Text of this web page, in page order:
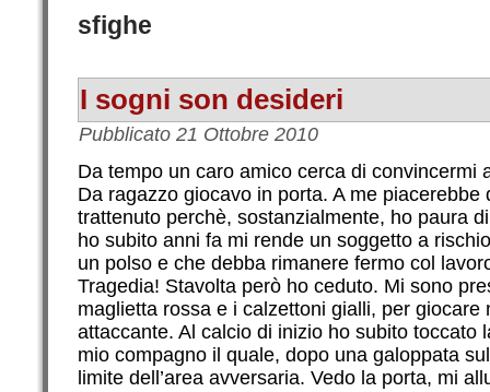
sfighe
I sogni son desideri
Pubblicato 21 Ottobre 2010
Da tempo un caro amico cerca di convincermi
Da ragazzo giocavo in porta. A me
trattenuto perchè, sostanzialmente, ho paura
ho subito anni fa mi rende un soggetto a
un polso e che debba rimanere fermo col
Tragedia! Stavolta però ho ceduto. Mi sono
maglietta rossa e i calzettoni gialli, per giocare
attaccante. Al calcio di inizio ho subito toccato
mio compagno il quale, dopo una galoppata
limite dell’area avversaria. Vedo la porta, mi